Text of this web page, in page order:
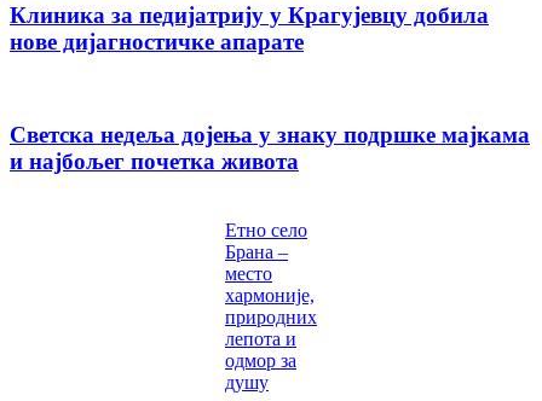
Клиника за педијатрију у Крагујевцу добила
нове дијагностичке апарате
Светска недеља дојења у знаку подршке мајкама
и најбољег почетка живота
Етно село
Брана –
место
хармоније,
природних
лепота и
одмор за
душу